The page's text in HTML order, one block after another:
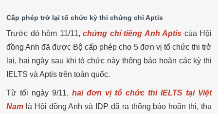
Cấp phép trở lại tổ chức kỳ thi chứng chỉ Aptis
Trước đó hôm 11/11, chứng chỉ tiếng Anh Aptis của Hội
đồng Anh đã được Bộ cấp phép cho 5 đơn vị tổ chức thi trở
lại, hai ngày sau khi tỏ chức này thông báo hoãn các kỳ thi
IELTS và Aptis trên toàn quốc.
Từ tối ngày 9/11, hai đơn vị tổ chức thi IELTS tại Việt
Nam là Hội đồng Anh và IDP đã ra thông báo hoãn thi, thu